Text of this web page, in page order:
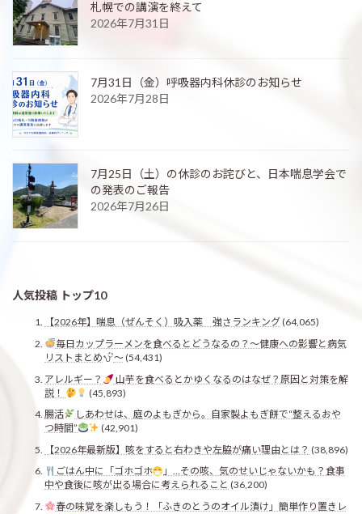
札幌での講演を終えて
2026年7月31日
7月31日（金）呼吸器内科休診のお知らせ
2026年7月28日
7月25日（土）の休診のお詫びと、日本喘息学会で
の発表のご報告
2026年7月26日
人気投稿 トップ10
【2026年】喘息（ぜんそく）吸入薬 強さランキング(64,065)
毎日カップラーメンを食べるとどうなるの？〜健康への影響と病気
リストまとめ
〜(54,431)
アレルギー？
山芋を食べるとかゆくなるのはなぜ？原因と対策を解
説！
(45,893)
腸活
しあわせは、庭のよもぎから。自家製よもぎ餅で“整えるおや
つ時間”
(42,901)
【2026年最新版】咳をすると右わきや左脇が痛い理由とは？ (38,896)
ごはん中に「ゴホゴホ
」…その咳、気のせいじゃないかも？食事
中や食後に咳が出る場合に考えられること (36,200)
春の味覚を楽しもう！「ふきのとうのオイル漬け」簡単作り置きレ